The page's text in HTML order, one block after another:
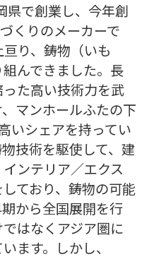
県で創業し、今年創
くりのメーカーで
り、鋳物（いも
んできました。長
た高い技術力を武
マンホールふたの下
いシェアを持ってい
技術を駆使して、建
ンテリア／エクス
ており、鋳物の可能
から全国展開を行
はなくアジア圏に
ます。しかし、